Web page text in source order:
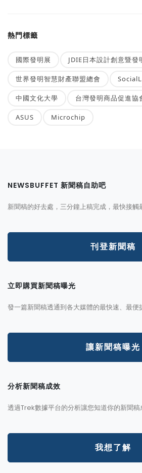
熱門標籤
國際發明展 JDIE日本設計創意暨發
世界發明智慧財產聯盟總會
中國文化大學 台灣發明商品促進協
ASUS Microchip
NEWSBUFFET 新聞稿自助吧
新聞稿的好去處，三分鐘上稿完成，最快接觸
刊登新聞稿
立即購買新聞稿曝光
發一篇新聞稿透通到各大媒體的最快速、最便
讓新聞稿曝光
分析新聞稿成效
透過Trek數據平台的分析讓您知道你的新聞稿
我想了解